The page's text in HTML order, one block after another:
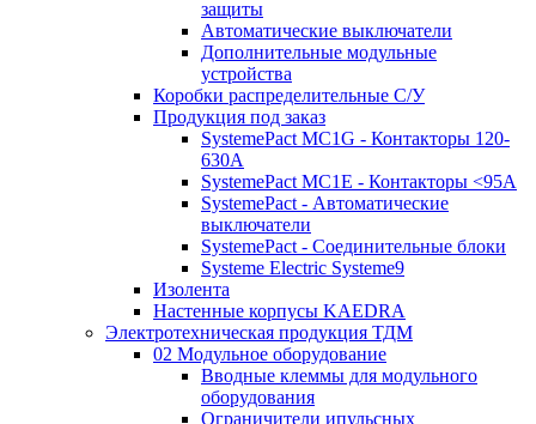
защиты
Автоматические выключатели
Дополнительные модульные
устройства
Коробки распределительные C/У
Продукция под заказ
SystemePact MC1G - Контакторы 120-
630A
SystemePact MC1E - Контакторы <95A
SystemePact - Автоматические
выключатели
SystemePact - Соединительные блоки
Systeme Electric Systeme9
Изолента
Настенные корпусы KAEDRA
Электротехническая продукция ТДМ
02 Модульное оборудование
Вводные клеммы для модульного
оборудования
Ограничители ипульсных